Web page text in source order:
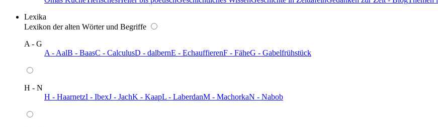
Lexika
Lexikon der alten Wörter und Begriffe
A - G
A - AalB - BaasC - CalculusD - dalbernE - EchauffierenF - FäheG - Gabelfrühstück
H - N
H - HaarnetzI - IbexJ - JachK - KaapL - LaberdanM - MachorkaN - Nabob